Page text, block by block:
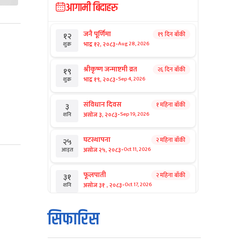
आगामी बिदाहरु
१२
शुक्र
जनै पूर्णिमा
भाद्र १२, २०८३-Aug 28, 2026
१९ दिन बाँकी
१९
शुक्र
श्रीकृष्ण जन्माष्टमी व्रत
भाद्र १९, २०८३-Sep 4, 2026
२६ दिन बाँकी
३
शनि
संविधान दिवस
असोज ३, २०८३-Sep 19, 2026
१ महिना बाँकी
२५
आइत
घटस्थापना
असोज २५, २०८३-Oct 11, 2026
२ महिना बाँकी
३१
शनि
फूलपाती
असोज ३१ , २०८३-Oct 17, 2026
२ महिना बाँकी
१
आइत
कार्तिक सङ्क्रान्ति
कार्तिक १, २०८३
सिफारिस